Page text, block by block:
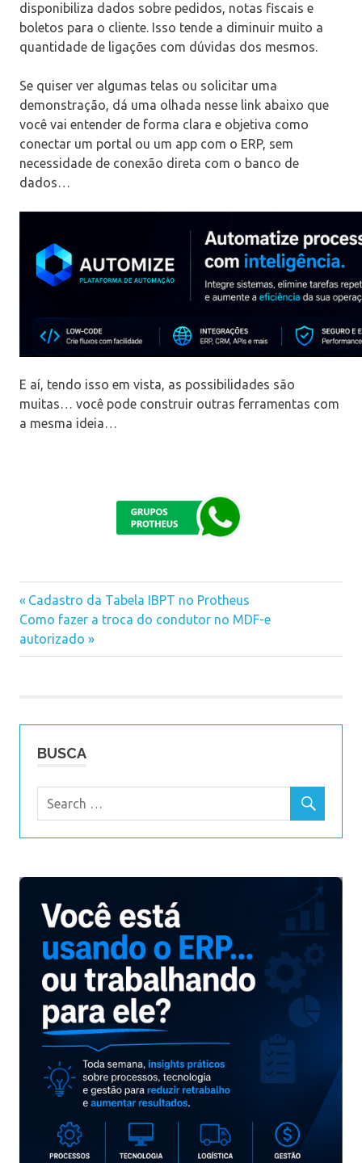
disponibiliza dados sobre pedidos, notas fiscais e
boletos para o cliente. Isso tende a diminuir muito a
quantidade de ligações com dúvidas dos mesmos.
Se quiser ver algumas telas ou solicitar uma
demonstração, dá uma olhada nesse link abaixo que
você vai entender de forma clara e objetiva como
conectar um portal ou um app com o ERP, sem
necessidade de conexão direta com o banco de
dados…
E aí, tendo isso em vista, as possibilidades são
muitas… você pode construir outras ferramentas com
a mesma ideia…
Navegação
de
Previous
Post:
Cadastro da Tabela IBPT no Protheus
Next
Post:
Como fazer a troca do condutor no MDF-e
autorizado
BUSCA